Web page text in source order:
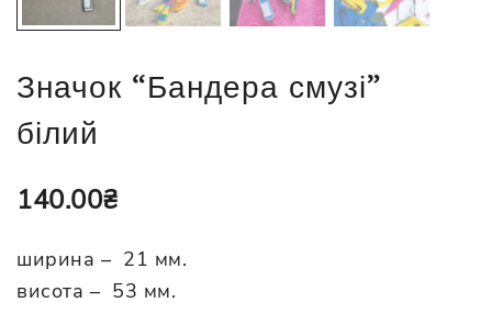
Значок “Бандера смузі”
білий
140.00₴
ширина – 21 мм.
висота – 53 мм.